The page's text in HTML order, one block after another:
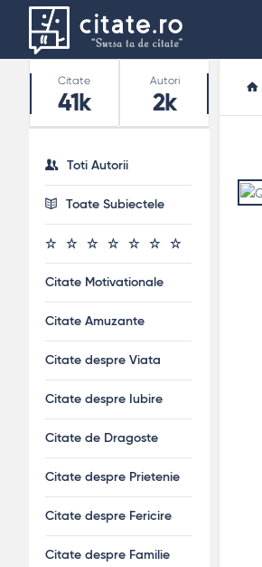
Stats
Citate
41k
Autori
2k
Toti Autorii
Toate Subiectele
Citate Motivationale
Citate Amuzante
Citate despre Viata
Citate despre Iubire
Citate de Dragoste
Citate despre Prietenie
Citate despre Fericire
Citate despre Familie